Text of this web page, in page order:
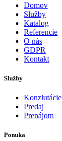
Domov
Služby
Katalog
Referencie
O nás
GDPR
Kontakt
Služby
Konzlutácie
Predaj
Prenájom
Ponuka